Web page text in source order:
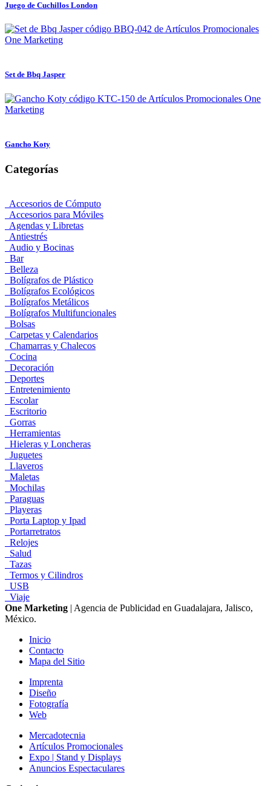
Juego de Cuchillos London
Set de Bbq Jasper
Gancho Koty
Categorías
Accesorios de Cómputo
Accesorios para Móviles
Agendas y Libretas
Antiestrés
Audio y Bocinas
Bar
Belleza
Bolígrafos de Plástico
Bolígrafos Ecológicos
Bolígrafos Metálicos
Bolígrafos Multifuncionales
Bolsas
Carpetas y Calendarios
Chamarras y Chalecos
Cocina
Decoración
Deportes
Entretenimiento
Escolar
Escritorio
Gorras
Herramientas
Hieleras y Loncheras
Juguetes
Llaveros
Maletas
Mochilas
Paraguas
Playeras
Porta Laptop y Ipad
Portarretratos
Relojes
Salud
Tazas
Termos y Cilindros
USB
Viaje
One Marketing | Agencia de Publicidad en Guadalajara, Jalisco,
México.
Inicio
Contacto
Mapa del Sitio
Imprenta
Diseño
Fotografía
Web
Mercadotecnia
Artículos Promocionales
Expo | Stand y Displays
Anuncios Espectaculares